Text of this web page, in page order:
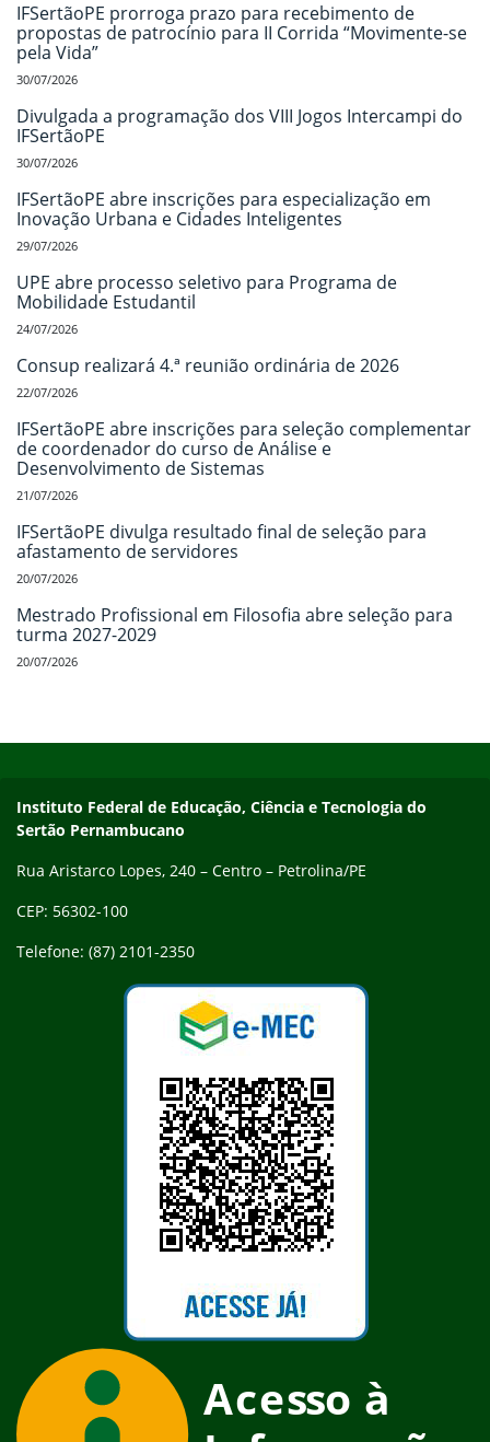
IFSertãoPE prorroga prazo para recebimento de
propostas de patrocínio para II Corrida “Movimente-se
pela Vida”
30/07/2026
Divulgada a programação dos VIII Jogos Intercampi do
IFSertãoPE
30/07/2026
IFSertãoPE abre inscrições para especialização em
Inovação Urbana e Cidades Inteligentes
29/07/2026
UPE abre processo seletivo para Programa de
Mobilidade Estudantil
24/07/2026
Consup realizará 4.ª reunião ordinária de 2026
22/07/2026
IFSertãoPE abre inscrições para seleção complementar
de coordenador do curso de Análise e
Desenvolvimento de Sistemas
21/07/2026
IFSertãoPE divulga resultado final de seleção para
afastamento de servidores
20/07/2026
Mestrado Profissional em Filosofia abre seleção para
turma 2027-2029
20/07/2026
Endereço
Instituto Federal de Educação, Ciência e Tecnologia do
Sertão Pernambucano
Rua Aristarco Lopes, 240 – Centro – Petrolina/PE
CEP: 56302-100
Telefone: (87) 2101-2350